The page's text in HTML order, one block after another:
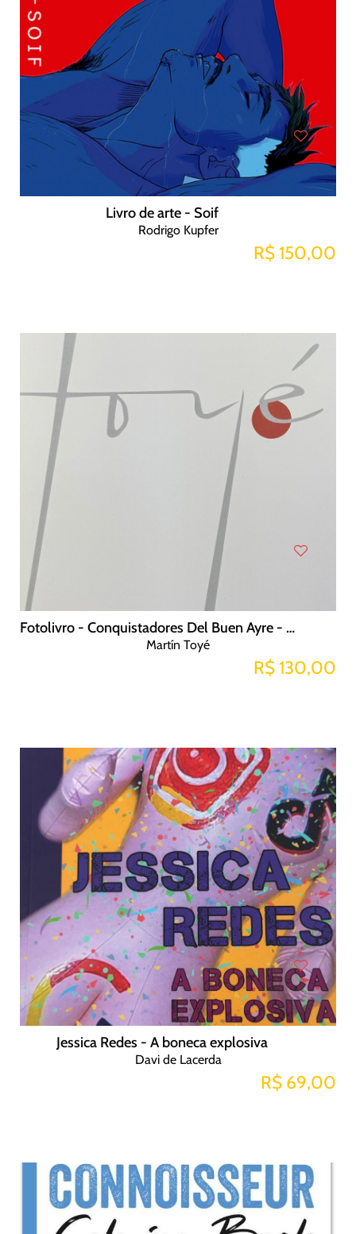
Livro de arte - Soif
Rodrigo Kupfer
R$ 150,00
Fotolivro - Conquistadores Del Buen Ayre - Desde el interior
Martín Toyé
R$ 130,00
Jessica Redes - A boneca explosiva
Davi de Lacerda
R$ 69,00